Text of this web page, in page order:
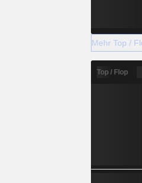
Mehr Top /
Top / Flop